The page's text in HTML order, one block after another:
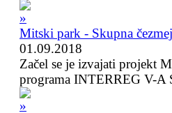
Mitski park - Skupna
01.09.2018
Začel se je izvajati projekt
programa INTERREG V-A